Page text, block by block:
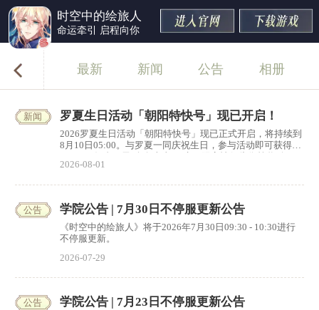
时空中的绘旅人
命运牵引 启程向你
最新 新闻 公告 相册
新闻 罗夏生日活动「朝阳特快号」现已开启！
2026罗夏生日活动「朝阳特快号」现已正式开启，将持续到
8月10日05:00。与罗夏一同庆祝生日，参与活动即可获得
2026-08-01
公告 学院公告 | 7月30日不停服更新公告
《时空中的绘旅人》将于2026年7月30日09:30 - 10:30进行
不停服更新。
2026-07-29
公告 学院公告 | 7月23日不停服更新公告